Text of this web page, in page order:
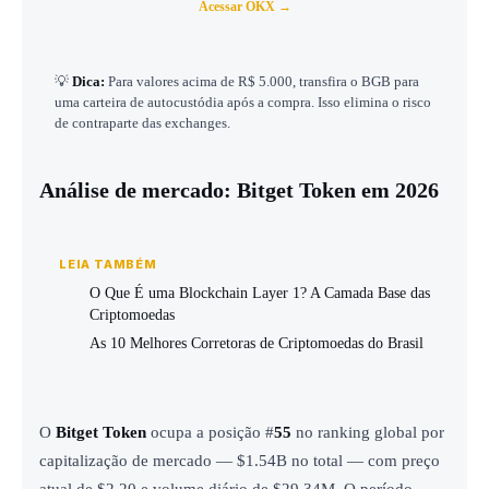
Acessar OKX →
💡 Dica: Para valores acima de R$ 5.000, transfira o BGB para
uma carteira de autocustódia após a compra. Isso elimina o risco
de contraparte das exchanges.
Análise de mercado: Bitget Token em 2026
LEIA TAMBÉM
O Que É uma Blockchain Layer 1? A Camada Base das
Criptomoedas
As 10 Melhores Corretoras de Criptomoedas do Brasil
O Bitget Token ocupa a posição #55 no ranking global por
capitalização de mercado — $1.54B no total — com preço